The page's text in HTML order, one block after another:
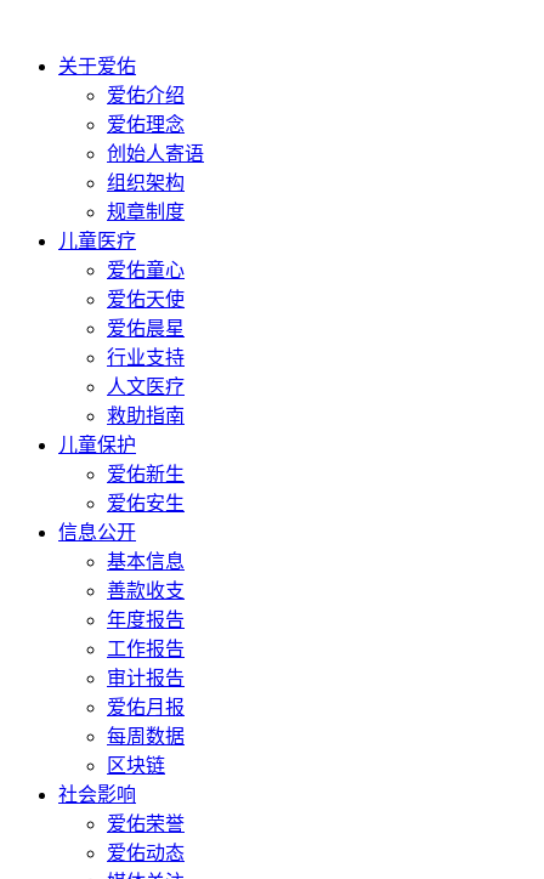
关于爱佑
爱佑介绍
爱佑理念
创始人寄语
组织架构
规章制度
儿童医疗
爱佑童心
爱佑天使
爱佑晨星
行业支持
人文医疗
救助指南
儿童保护
爱佑新生
爱佑安生
信息公开
基本信息
善款收支
年度报告
工作报告
审计报告
爱佑月报
每周数据
区块链
社会影响
爱佑荣誉
爱佑动态